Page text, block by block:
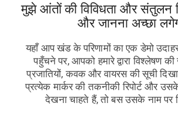
मुझे आंतों की विविधता और संतुलन
और जानना अच्छा
यहाँ आप खंड के परिणामों का एक डेमो
पहुँचने पर, आपको हमारे द्वारा विश्लेषण की
प्रजातियों, कवक और वायरस की सूची
प्रत्येक मार्कर की तकनीकी रिपोर्ट और
देखना चाहते हैं, तो बस उसके नाम पर